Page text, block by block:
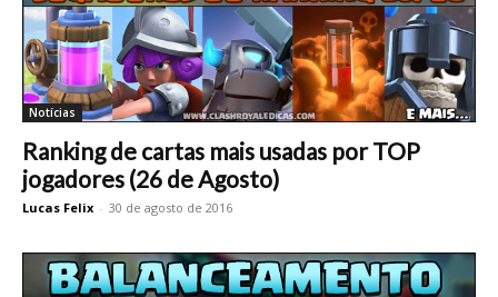
Notícias
Ranking de cartas mais usadas por TOP
jogadores (26 de Agosto)
Lucas Felix - 30 de agosto de 2016